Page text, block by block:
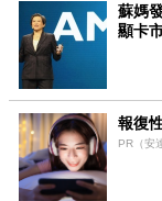
蘇媽
顯卡
報復
PR（安